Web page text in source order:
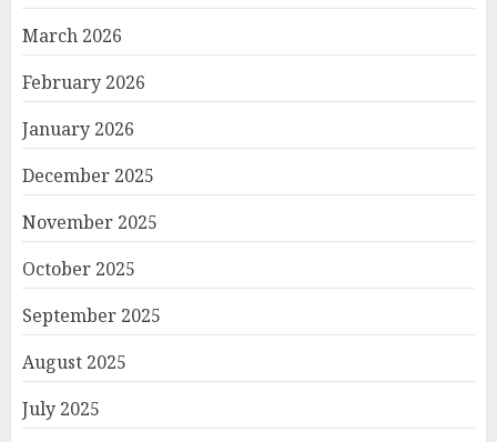
March 2026
February 2026
January 2026
December 2025
November 2025
October 2025
September 2025
August 2025
July 2025